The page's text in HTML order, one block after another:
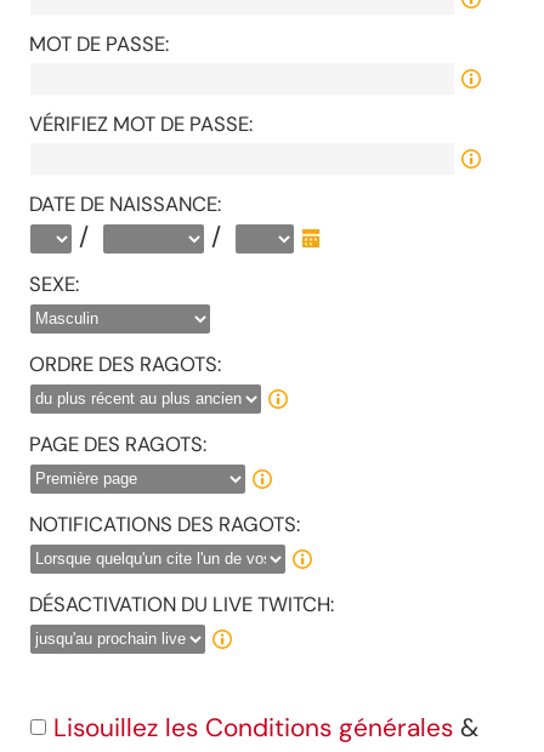
MOT DE PASSE:
VÉRIFIEZ MOT DE PASSE:
DATE DE NAISSANCE:
/ /
SEXE:
ORDRE DES RAGOTS:
PAGE DES RAGOTS:
NOTIFICATIONS DES RAGOTS:
DÉSACTIVATION DU LIVE TWITCH:
Lisouillez les Conditions générales &